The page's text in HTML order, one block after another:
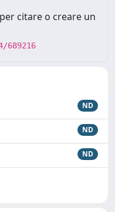
citare o creare un
ND
ND
ND